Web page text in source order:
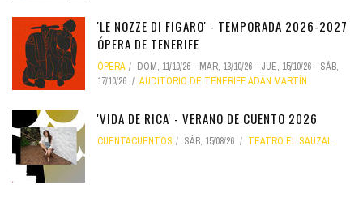
'LE NOZZE DI FIGARO' - TEMPORADA 2026-2027
ÓPERA DE TENERIFE
ÓPERA DOM, 11/10/26 - MAR, 13/10/26 - JUE, 15/10/26 - SÁB,
17/10/26
AUDITORIO DE TENERIFE ADÁN MARTÍN
'VIDA DE RICA' - VERANO DE CUENTO 2026
CUENTACUENTOS SÁB, 15/08/26 TEATRO EL SAUZAL